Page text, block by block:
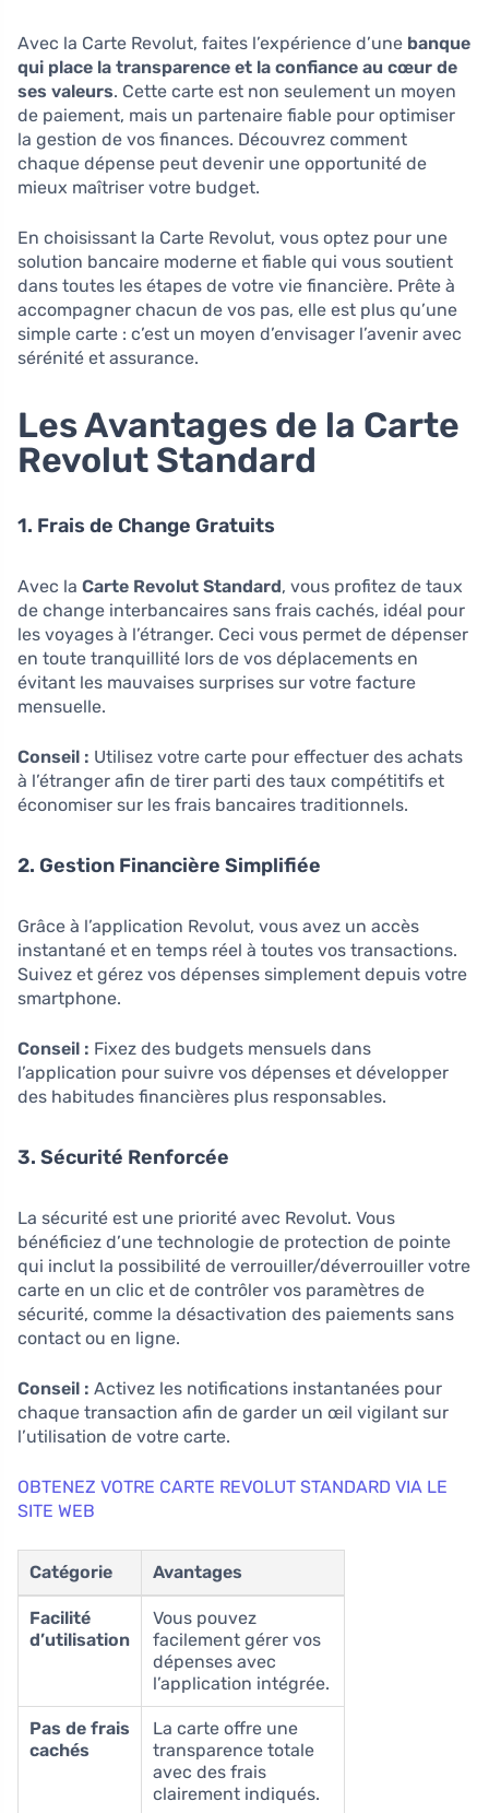
Avec la Carte Revolut, faites l’expérience d’une banque
qui place la transparence et la confiance au cœur de
ses valeurs. Cette carte est non seulement un moyen
de paiement, mais un partenaire fiable pour optimiser
la gestion de vos finances. Découvrez comment
chaque dépense peut devenir une opportunité de
mieux maîtriser votre budget.
En choisissant la Carte Revolut, vous optez pour une
solution bancaire moderne et fiable qui vous soutient
dans toutes les étapes de votre vie financière. Prête à
accompagner chacun de vos pas, elle est plus qu’une
simple carte : c’est un moyen d’envisager l’avenir avec
sérénité et assurance.
Les Avantages de la Carte
Revolut Standard
1. Frais de Change Gratuits
Avec la Carte Revolut Standard, vous profitez de taux
de change interbancaires sans frais cachés, idéal pour
les voyages à l’étranger. Ceci vous permet de dépenser
en toute tranquillité lors de vos déplacements en
évitant les mauvaises surprises sur votre facture
mensuelle.
Conseil : Utilisez votre carte pour effectuer des achats
à l’étranger afin de tirer parti des taux compétitifs et
économiser sur les frais bancaires traditionnels.
2. Gestion Financière Simplifiée
Grâce à l’application Revolut, vous avez un accès
instantané et en temps réel à toutes vos transactions.
Suivez et gérez vos dépenses simplement depuis votre
smartphone.
Conseil : Fixez des budgets mensuels dans
l’application pour suivre vos dépenses et développer
des habitudes financières plus responsables.
3. Sécurité Renforcée
La sécurité est une priorité avec Revolut. Vous
bénéficiez d’une technologie de protection de pointe
qui inclut la possibilité de verrouiller/déverrouiller votre
carte en un clic et de contrôler vos paramètres de
sécurité, comme la désactivation des paiements sans
contact ou en ligne.
Conseil : Activez les notifications instantanées pour
chaque transaction afin de garder un œil vigilant sur
l’utilisation de votre carte.
OBTENEZ VOTRE CARTE REVOLUT STANDARD VIA LE
SITE WEB
Catégorie Avantages
Facilité
d’utilisation
Vous pouvez
facilement gérer vos
dépenses avec
l’application intégrée.
Pas de frais
cachés
La carte offre une
transparence totale
avec des frais
clairement indiqués.